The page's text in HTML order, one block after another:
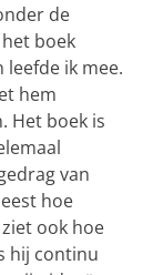
de
boek
ik mee.
hem
Het boek is
van
hoe
ook hoe
hij continu